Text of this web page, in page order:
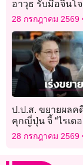
อาวุธ รับมือจีนโ
อุตสาหกรรม
28 กรกฎาคม 2569
ป.ป.ส. ขยายผลค
คุกญี่ปุ่น จี้ “ไรเด
ซุกไอซ์ เข้าแสด
บริสุทธิ์ใจด่วน!
28 กรกฎาคม 2569